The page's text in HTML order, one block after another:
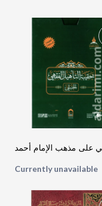
Currently unavailable